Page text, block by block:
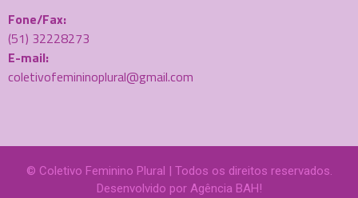
Fone/Fax:
(51) 32228273
E-mail:
coletivofemininoplural@gmail.com
© Coletivo Feminino Plural | Todos os direitos reservados.
Desenvolvido por Agência BAH!